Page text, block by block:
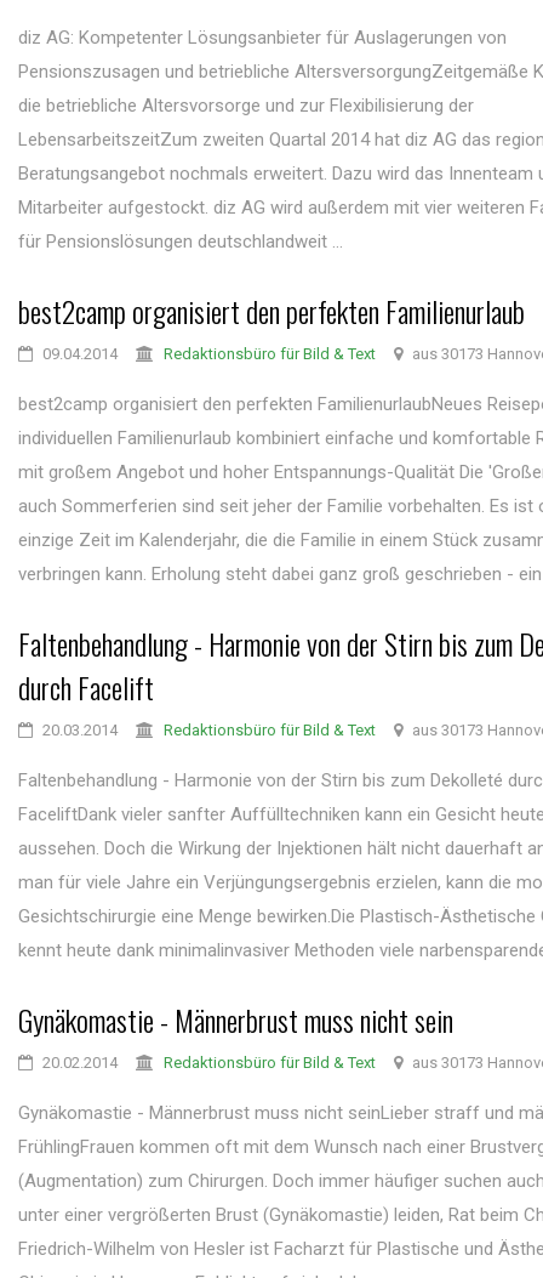
diz AG: Kompetenter Lösungsanbieter für Auslagerungen von
Pensionszusagen und betriebliche AltersversorgungZeitgemäße
die betriebliche Altersvorsorge und zur Flexibilisierung der
LebensarbeitszeitZum zweiten Quartal 2014 hat diz AG das
Beratungsangebot nochmals erweitert. Dazu wird das Innenteam
Mitarbeiter aufgestockt. diz AG wird außerdem mit vier weiteren
für Pensionslösungen deutschlandweit ...
best2camp organisiert den perfekten Familienurlaub
09.04.2014 Redaktionsbüro für Bild & Text aus 30173
best2camp organisiert den perfekten FamilienurlaubNeues
individuellen Familienurlaub kombiniert einfache und komfortable
mit großem Angebot und hoher Entspannungs-Qualität Die
auch Sommerferien sind seit jeher der Familie vorbehalten. Es ist
einzige Zeit im Kalenderjahr, die die Familie in einem Stück
verbringen kann. Erholung steht dabei ganz groß geschrieben - ein
Faltenbehandlung - Harmonie von der Stirn bis zum
durch Facelift
20.03.2014 Redaktionsbüro für Bild & Text aus 30173
Faltenbehandlung - Harmonie von der Stirn bis zum Dekolleté
FaceliftDank vieler sanfter Auffülltechniken kann ein Gesicht
aussehen. Doch die Wirkung der Injektionen hält nicht dauerhaft
man für viele Jahre ein Verjüngungsergebnis erzielen, kann die
Gesichtschirurgie eine Menge bewirken.Die Plastisch-Ästhetische
kennt heute dank minimalinvasiver Methoden viele
Gynäkomastie - Männerbrust muss nicht sein
20.02.2014 Redaktionsbüro für Bild & Text aus 30173
Gynäkomastie - Männerbrust muss nicht seinLieber straff und
FrühlingFrauen kommen oft mit dem Wunsch nach einer
(Augmentation) zum Chirurgen. Doch immer häufiger suchen
unter einer vergrößerten Brust (Gynäkomastie) leiden, Rat beim
Friedrich-Wilhelm von Hesler ist Facharzt für Plastische und